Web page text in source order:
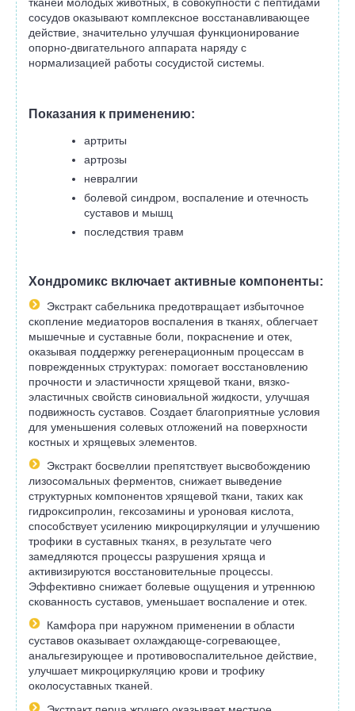
сосудов оказывают комплексное восстанавливающее
действие, значительно улучшая функционирование
опорно-двигательного аппарата наряду с
нормализацией работы сосудистой системы.
Показания к применению:
артриты
артрозы
невралгии
болевой синдром, воспаление и отечность
суставов и мышц
последствия травм
Хондромикс включает активные компоненты:
Экстракт сабельника предотвращает избыточное
скопление медиаторов воспаления в тканях, облегчает
мышечные и суставные боли, покраснение и отек,
оказывая поддержку регенерационным процессам в
поврежденных структурах: помогает восстановлению
прочности и эластичности хрящевой ткани, вязко-
эластичных свойств синовиальной жидкости, улучшая
подвижность суставов. Создает благоприятные условия
для уменьшения солевых отложений на поверхности
костных и хрящевых элементов.
Экстракт босвеллии препятствует высвобождению
лизосомальных ферментов, снижает выведение
структурных компонентов хрящевой ткани, таких как
гидроксипролин, гексозамины и уроновая кислота,
способствует усилению микроциркуляции и улучшению
трофики в суставных тканях, в результате чего
замедляются процессы разрушения хряща и
активизируются восстановительные процессы.
Эффективно снижает болевые ощущения и утреннюю
скованность суставов, уменьшает воспаление и отек.
Камфора при наружном применении в области
суставов оказывает охлаждающе-согревающее,
анальгезирующее и противовоспалительное действие,
улучшает микроциркуляцию крови и трофику
околосуставных тканей.